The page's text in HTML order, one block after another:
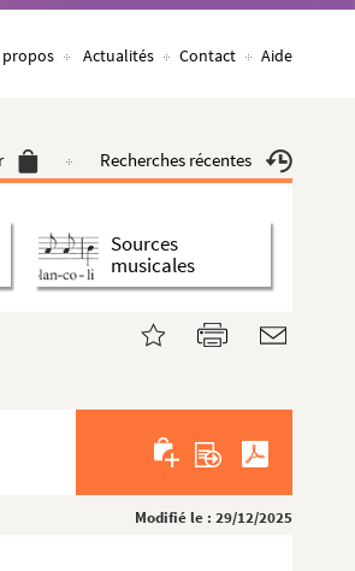
propos Actualités Contact Aide
Recherches récentes
Sources
musicales
Modifié le : 29/12/2025